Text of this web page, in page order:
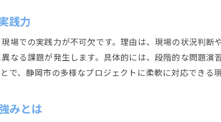
建設需要増加と現場監督の役割拡大
現場監督職の安定性と将来性に迫る
静岡市の発展を支える現場監督の仕事
践力
場での実践力が不可欠です。理由は、現場の状況判断
なる課題が発生します。具体的には、段階的な問題
で、静岡市の多様なプロジェクトに柔軟に対応できる
みとは